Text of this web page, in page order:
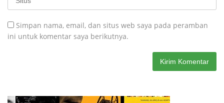
Simpan nama, email, dan situs web saya pada peramban
ini untuk komentar saya berikutnya.